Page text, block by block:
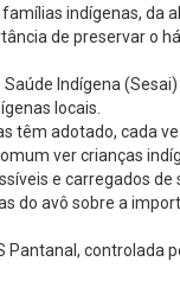
indígenas, da
de preservar o
Indígena
locais.
têm adotado, cada
ver crianças
e carregados
do avô sobre a
controlada